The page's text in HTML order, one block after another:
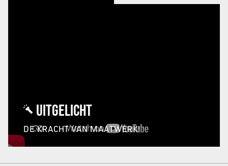
UITGELICHT
DE KRACHT VAN MAATWERK!